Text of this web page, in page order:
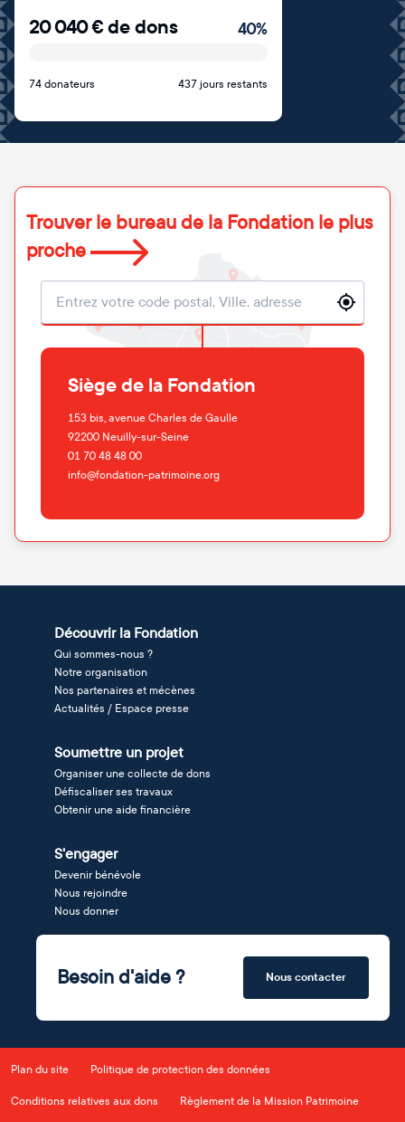
20 040€de dons 40%
74 donateurs 437 jours restants
Trouver le bureau de la Fondation le plus
proche
Localisation
Siège de la Fondation
153 bis, avenue Charles de Gaulle
92200 Neuilly-sur-Seine
01 70 48 48 00
info@fondation-patrimoine.org
Découvrir la Fondation
Qui sommes-nous ?
Notre organisation
Nos partenaires et mécènes
Actualités / Espace presse
Soumettre un projet
Organiser une collecte de dons
Défiscaliser ses travaux
Obtenir une aide financière
S'engager
Devenir bénévole
Nous rejoindre
Nous donner
Besoin d'aide ? Nous contacter
Plan du site Politique de protection des données
Conditions relatives aux dons Règlement de la Mission Patrimoine